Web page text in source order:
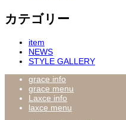
カテゴリー
item
NEWS
STYLE GALLERY
grace info
grace menu
Laxce info
laxce menu